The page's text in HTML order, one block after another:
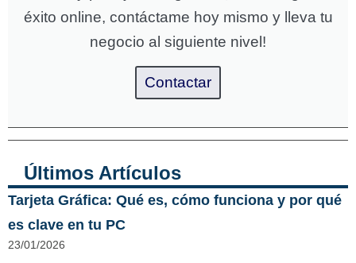
éxito online, contáctame hoy mismo y lleva tu
negocio al siguiente nivel!
Contactar
Últimos Artículos
Tarjeta Gráfica: Qué es, cómo funciona y por qué
es clave en tu PC
23/01/2026